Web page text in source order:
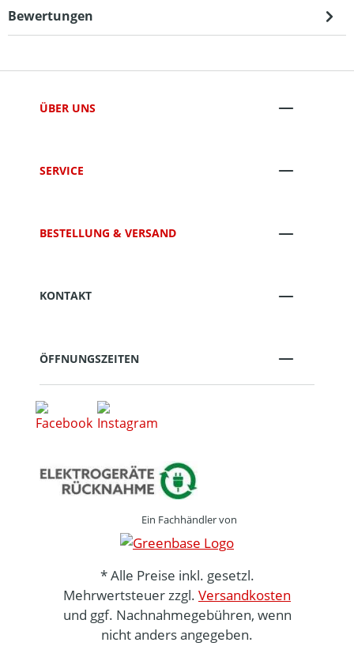
Bewertungen
ÜBER UNS
SERVICE
BESTELLUNG & VERSAND
KONTAKT
ÖFFNUNGSZEITEN
Ein Fachhändler von
* Alle Preise inkl. gesetzl.
Mehrwertsteuer zzgl. Versandkosten
und ggf. Nachnahmegebühren, wenn
nicht anders angegeben.